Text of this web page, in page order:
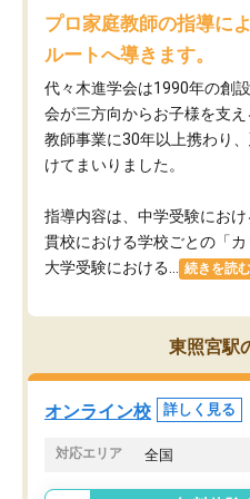
プロ家庭教師の指導に
ルートへ導きます。
代々木進学会は1990年の創
会が三方向からお子様を支
教師事業に30年以上携わり
けてまいりました。
指導内容は、中学受験にお
貫校における学校ごとの「
大学受験における...
続きを読む
東照宮駅
オンライン校 詳しく見る
対応エリア 全国